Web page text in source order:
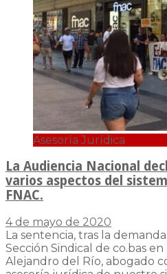
Asesoría Jurídica
La Audiencia Nacional
varios aspectos del
FNAC.
4 de mayo de 2020
La sentencia, tras la
Sección Sindical de co.bas
Alejandro del Río, abogado